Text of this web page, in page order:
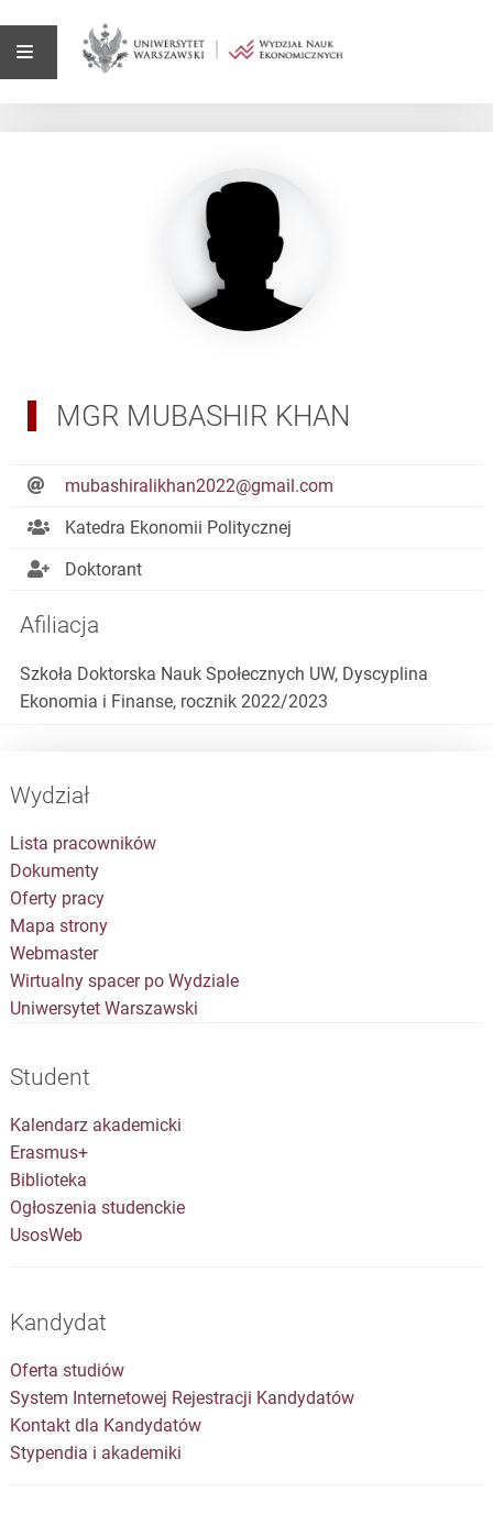
MGR MUBASHIR KHAN
mubashiralikhan2022@gmail.com
Katedra Ekonomii Politycznej
Doktorant
Afiliacja
Szkoła Doktorska Nauk Społecznych UW, Dyscyplina
Ekonomia i Finanse, rocznik 2022/2023
Wydział
Lista pracowników
Dokumenty
Oferty pracy
Mapa strony
Webmaster
Wirtualny spacer po Wydziale
Uniwersytet Warszawski
Student
Kalendarz akademicki
Erasmus+
Biblioteka
Ogłoszenia studenckie
UsosWeb
Kandydat
Oferta studiów
System Internetowej Rejestracji Kandydatów
Kontakt dla Kandydatów
Stypendia i akademiki